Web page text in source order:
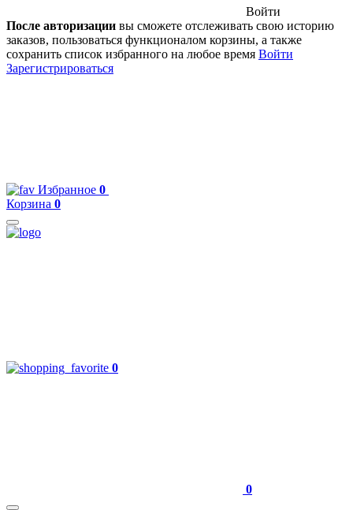
Войти
После авторизации вы сможете отслеживать свою историю
заказов, пользоваться функционалом корзины, а также
сохранить список избранного на любое время Войти
Зарегистрироваться
Избранное 0
Корзина 0
0
0